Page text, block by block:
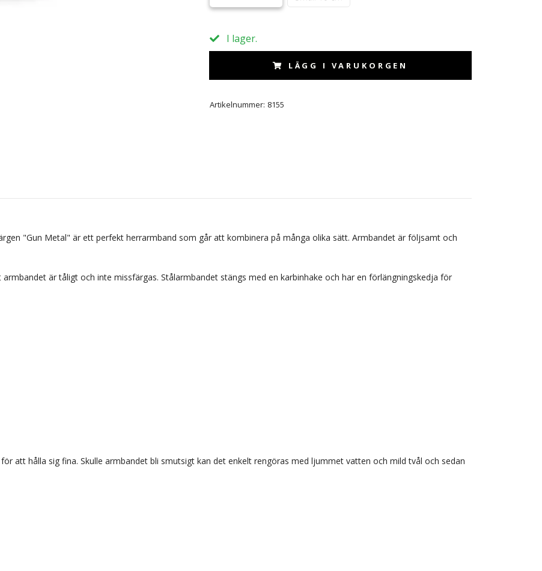
I lager.
LÄGG I VARUKORGEN
Artikelnummer: 8155
"Gun Metal" är ett perfekt herrarmband som går att kombinera på många olika sätt. Armbandet är följsamt och
är tåligt och inte missfärgas. Stålarmbandet stängs med en karbinhake och har en förlängningskedja för
att hålla sig fina. Skulle armbandet bli smutsigt kan det enkelt rengöras med ljummet vatten och mild tvål och sedan